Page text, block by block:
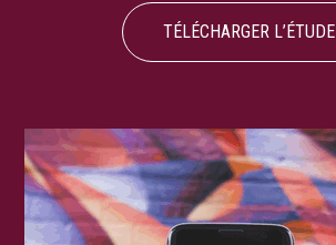
TÉLÉCHARGER L’ÉTUDE